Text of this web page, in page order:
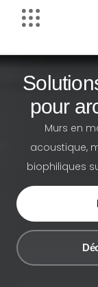
pour
Murs en
acoustique,
biophiliques